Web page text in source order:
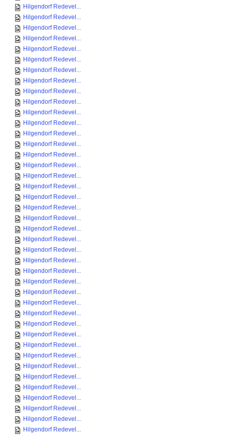
Hilgendorf Redevel...
Hilgendorf Redevel...
Hilgendorf Redevel...
Hilgendorf Redevel...
Hilgendorf Redevel...
Hilgendorf Redevel...
Hilgendorf Redevel...
Hilgendorf Redevel...
Hilgendorf Redevel...
Hilgendorf Redevel...
Hilgendorf Redevel...
Hilgendorf Redevel...
Hilgendorf Redevel...
Hilgendorf Redevel...
Hilgendorf Redevel...
Hilgendorf Redevel...
Hilgendorf Redevel...
Hilgendorf Redevel...
Hilgendorf Redevel...
Hilgendorf Redevel...
Hilgendorf Redevel...
Hilgendorf Redevel...
Hilgendorf Redevel...
Hilgendorf Redevel...
Hilgendorf Redevel...
Hilgendorf Redevel...
Hilgendorf Redevel...
Hilgendorf Redevel...
Hilgendorf Redevel...
Hilgendorf Redevel...
Hilgendorf Redevel...
Hilgendorf Redevel...
Hilgendorf Redevel...
Hilgendorf Redevel...
Hilgendorf Redevel...
Hilgendorf Redevel...
Hilgendorf Redevel...
Hilgendorf Redevel...
Hilgendorf Redevel...
Hilgendorf Redevel...
Hilgendorf Redevel...